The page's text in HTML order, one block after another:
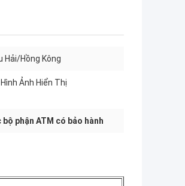
Hải/Hồng Kông
Ảnh Hiển Thị
bộ phận ATM có bảo hành